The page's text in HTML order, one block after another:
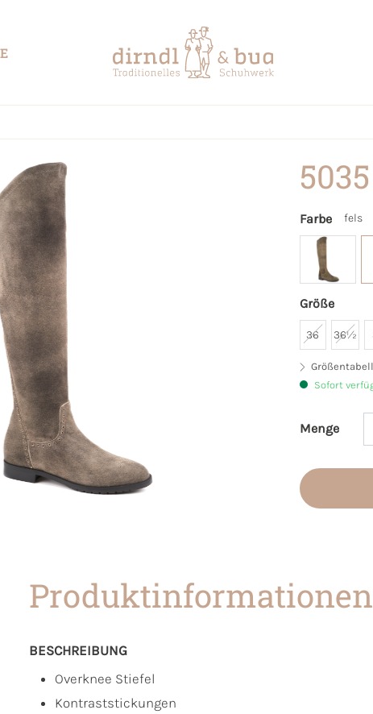
Farbe fels
Größe
36 36½
Sofort
Menge
Produktinformationen
BESCHREIBUNG
Overknee Stiefel
Kontraststickungen